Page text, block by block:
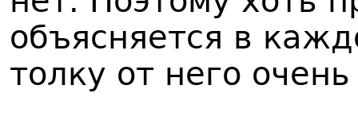
объясняется в
толку от него